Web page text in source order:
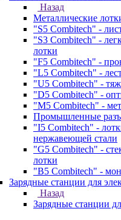
Назад
Металлические
"S5 Combitech" -
"S3 Combitech" -
лотки
"F5 Combitech" -
"L5 Combitech" -
"U5 Combitech" -
"D5 Combitech" -
"M5 Combitech" -
Промышленные
"I5 Combitech" -
нержавеющей стали
"G5 Combitech" -
лотки
"B5 Combitech" -
Зарядные станции для
Назад
Зарядные станции